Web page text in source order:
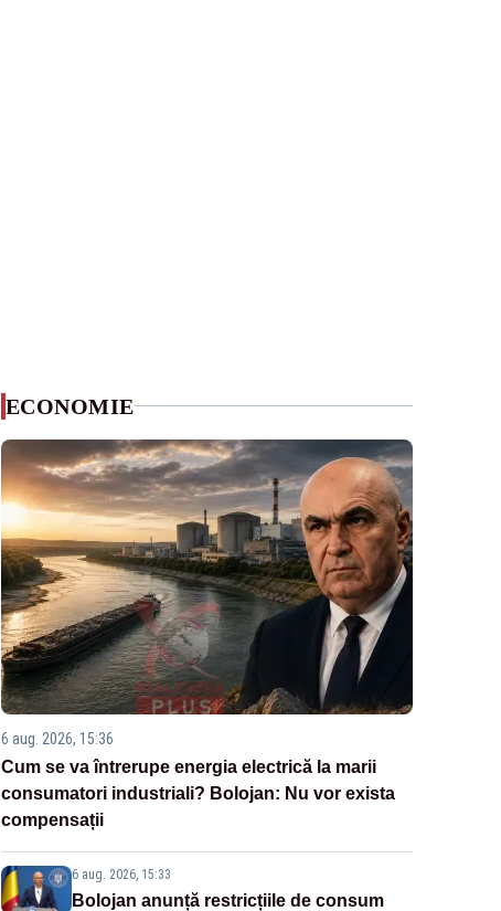
ECONOMIE
6 aug. 2026, 15:36
Cum se va întrerupe energia electrică la marii
consumatori industriali? Bolojan: Nu vor exista
compensații
6 aug. 2026, 15:33
Bolojan anunță restricțiile de consum